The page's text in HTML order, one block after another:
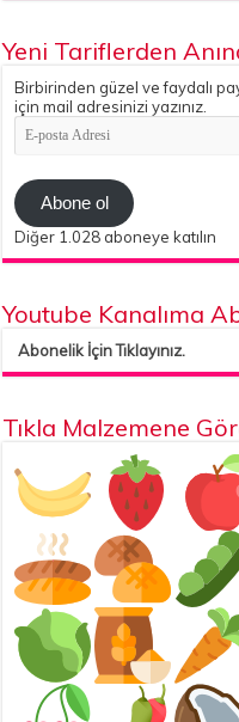
Yeni Tariflerden
Birbirinden güzel ve faydalı
için mail adresinizi yazınız.
E-
posta
Abone ol
Diğer 1.028 aboneye katılın
Youtube Kanalıma
Abonelik İçin Tıklayınız.
Tıkla Malzemene